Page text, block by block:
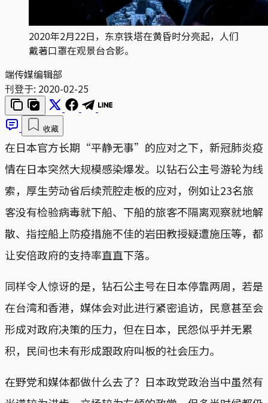
2020年2月22日，东京铁塔在黄昏时分亮起，人们
戴著口罩在观景台合影。
端传媒编辑部
刊登于: 2020-02-25
收藏
在日本官方长期“平静无事”的应对之下，新冠肺炎疫
情在日本突然大规模感染爆发。以钻石公主号游轮为线
索，厚生劳动省后续荒腔走板的应对，例如让23名旅
客没有检验病毒就下船、下船的旅客不隔离观察就地解
散、指控船上防疫措施不佳的岩田教授疑遭施压等，都
让安倍政府的支持率直直下落。
同样令人惊讶的是，钻石公主号在日本停靠两周，若是
在台湾和香港，媒体会对此进行紧密追访，民意甚至会
形成对政府决策的压力，但在日本，民怨似乎并无累
积，民间也未有形成跟政府叫板的社会压力。
在野党和媒体都做什么去了？日本政党政治当中虽然有